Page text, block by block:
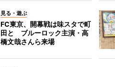
見る・遊ぶ
FC東京、開幕戦は味スタで町
田と ブルーロック主演・高
橋文哉さんら来場